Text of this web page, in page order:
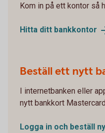
Kom in på ett kontor så
Hitta ditt bankkontor
Beställ ett nytt
I internetbanken eller
nytt bankkort Mastercard.
Logga in och beställ